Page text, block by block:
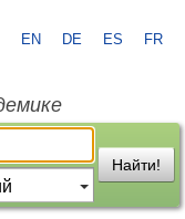
EN DE ES FR
Найти!